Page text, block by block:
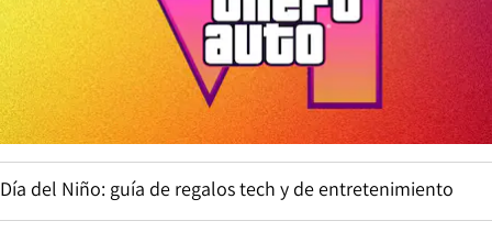
Día del Niño: guía de regalos tech y de entretenimiento